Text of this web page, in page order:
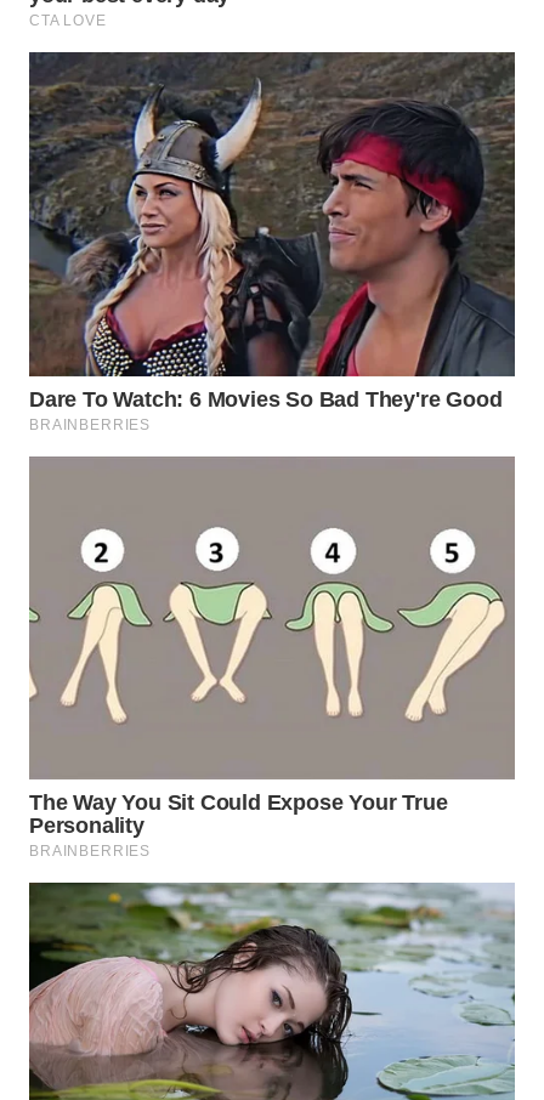
WN
WN
KALTARA
WN
KALSEL
WN
KALTIM
WN
SULSEL
WN
WN
SULUT
WN
MALUKU
WN
DAIRI
WN
DANAU
TOBA
WN
NIAS